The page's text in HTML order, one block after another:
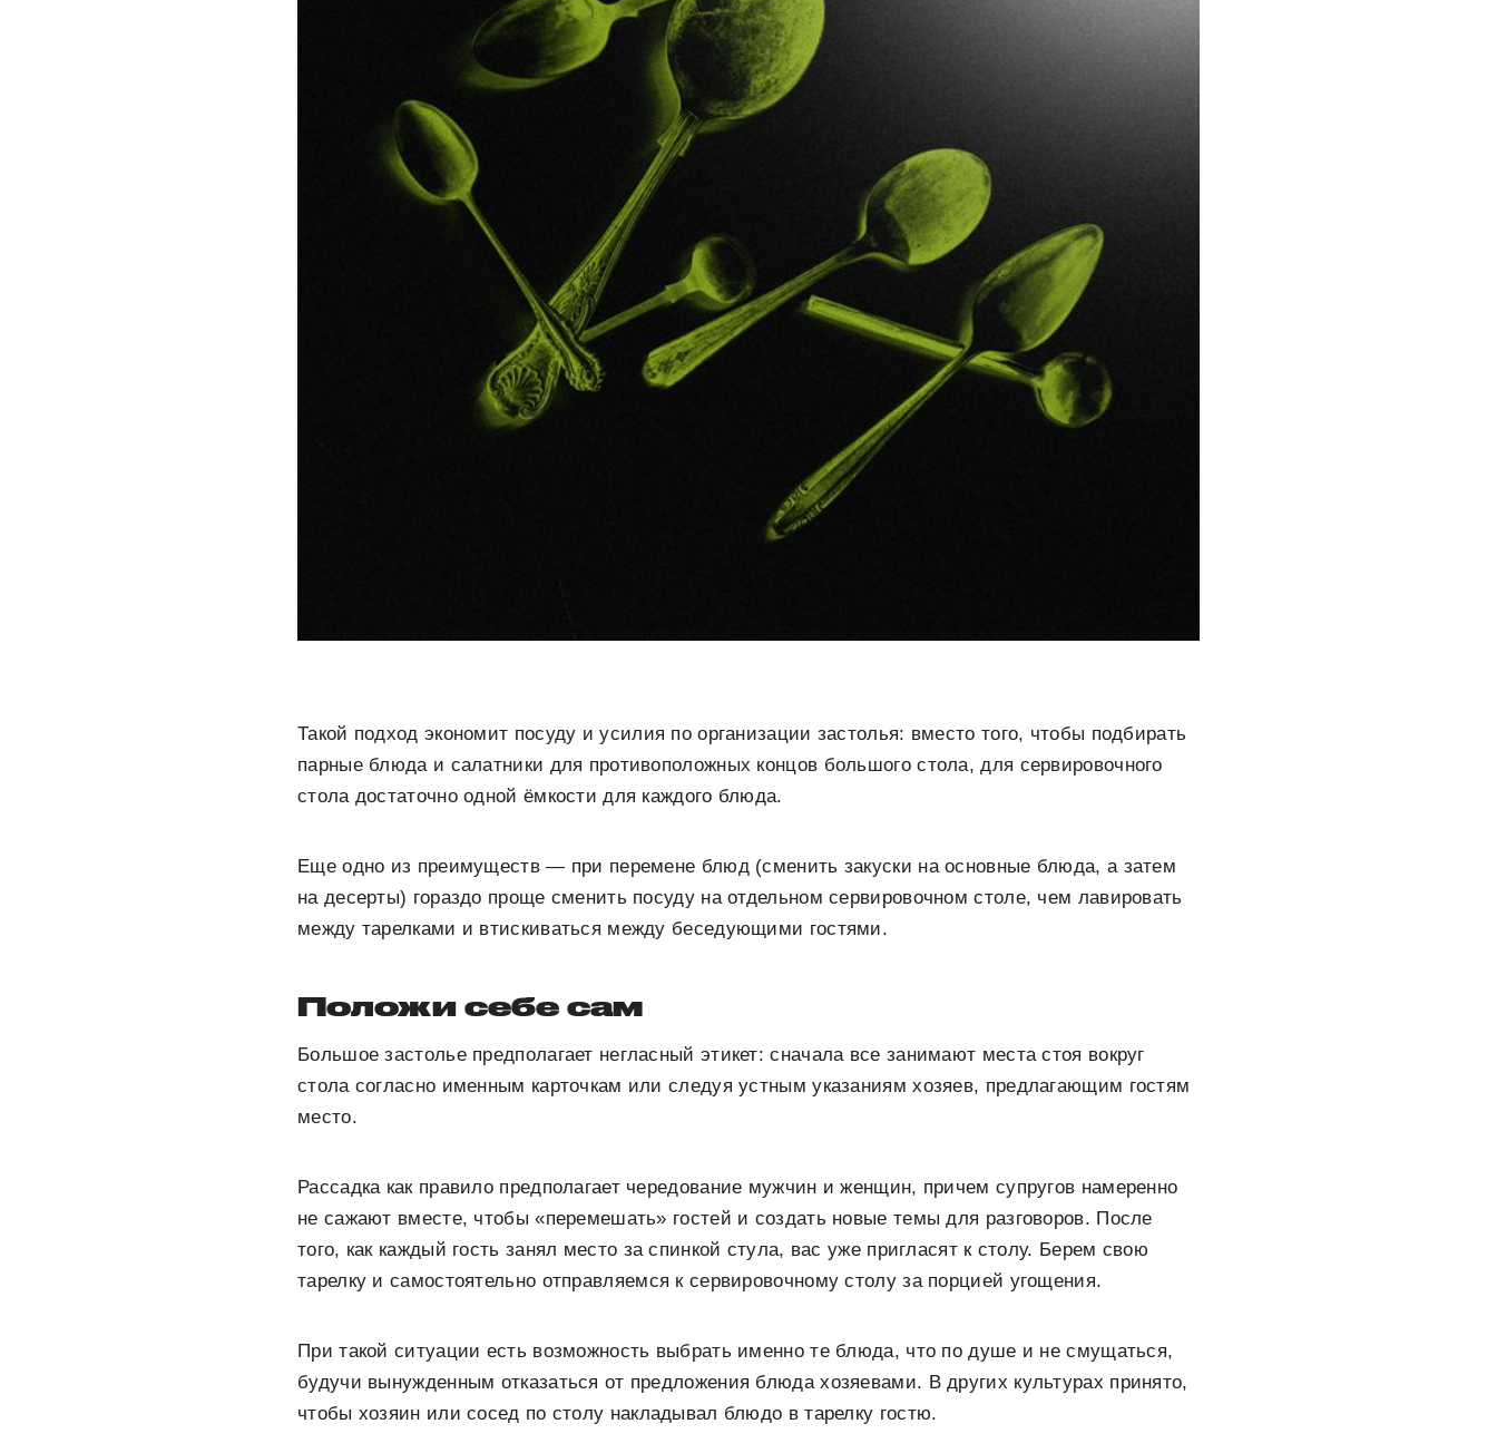
Такой подход экономит посуду и усилия по организации застолья: вместо того, чтобы подбирать
парные блюда и салатники для противоположных концов большого стола, для сервировочного
стола достаточно одной ёмкости для каждого блюда.
Еще одно из преимуществ — при перемене блюд (сменить закуски на основные блюда, а затем
на десерты) гораздо проще сменить посуду на отдельном сервировочном столе, чем лавировать
между тарелками и втискиваться между беседующими гостями.
Положи себе сам
Большое застолье предполагает негласный этикет: сначала все занимают места стоя вокруг
стола согласно именным карточкам или следуя устным указаниям хозяев, предлагающим гостям
место.
Рассадка как правило предполагает чередование мужчин и женщин, причем супругов намеренно
не сажают вместе, чтобы «перемешать» гостей и создать новые темы для разговоров. После
того, как каждый гость занял место за спинкой стула, вас уже пригласят к столу. Берем свою
тарелку и самостоятельно отправляемся к сервировочному столу за порцией угощения.
При такой ситуации есть возможность выбрать именно те блюда, что по душе и не смущаться,
будучи вынужденным отказаться от предложения блюда хозяевами. В других культурах принято,
чтобы хозяин или сосед по столу накладывал блюдо в тарелку гостю.